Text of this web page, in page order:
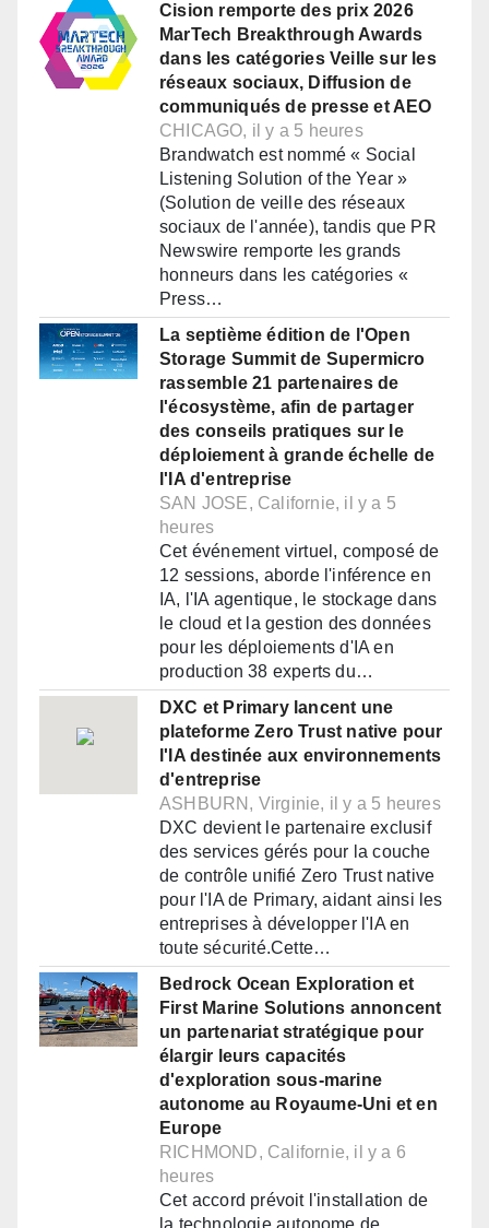
Cision remporte des prix 2026
MarTech Breakthrough Awards
dans les catégories Veille sur les
réseaux sociaux, Diffusion de
communiqués de presse et AEO
CHICAGO, il y a 5 heures
Brandwatch est nommé « Social
Listening Solution of the Year »
(Solution de veille des réseaux
sociaux de l'année), tandis que PR
Newswire remporte les grands
honneurs dans les catégories «
Press…
La septième édition de l'Open
Storage Summit de Supermicro
rassemble 21 partenaires de
l'écosystème, afin de partager
des conseils pratiques sur le
déploiement à grande échelle de
l'IA d'entreprise
SAN JOSE, Californie, il y a 5
heures
Cet événement virtuel, composé de
12 sessions, aborde l'inférence en
IA, l'IA agentique, le stockage dans
le cloud et la gestion des données
pour les déploiements d'IA en
production 38 experts du…
DXC et Primary lancent une
plateforme Zero Trust native pour
l'IA destinée aux environnements
d'entreprise
ASHBURN, Virginie, il y a 5 heures
DXC devient le partenaire exclusif
des services gérés pour la couche
de contrôle unifié Zero Trust native
pour l'IA de Primary, aidant ainsi les
entreprises à développer l'IA en
toute sécurité.Cette…
Bedrock Ocean Exploration et
First Marine Solutions annoncent
un partenariat stratégique pour
élargir leurs capacités
d'exploration sous-marine
autonome au Royaume-Uni et en
Europe
RICHMOND, Californie, il y a 6
heures
Cet accord prévoit l'installation de